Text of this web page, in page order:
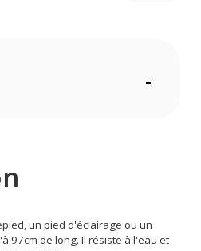
-
un pied d'éclairage ou un
97cm de long. Il résiste à l'eau et